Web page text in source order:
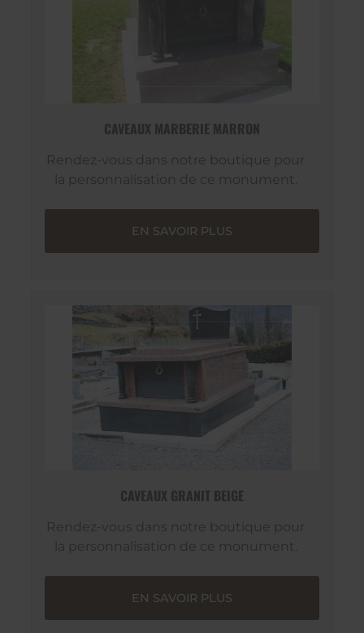
CAVEAUX MARBERIE MARRON
Rendez-vous dans notre boutique pour
la personnalisation de ce monument.
EN SAVOIR PLUS
CAVEAUX GRANIT BEIGE
Rendez-vous dans notre boutique pour
la personnalisation de ce monument.
EN SAVOIR PLUS